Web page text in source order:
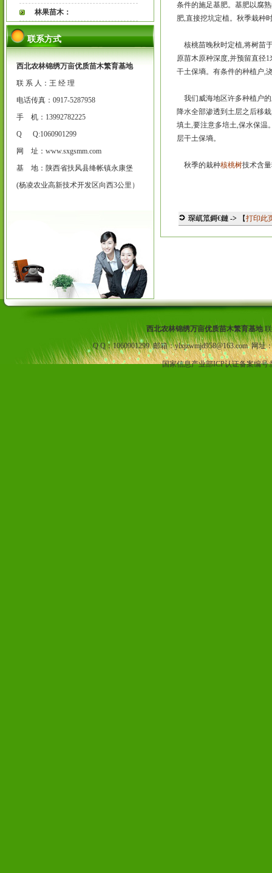
林果苗木：
联系方式
西北农林锦绣万亩优质苗木繁育基地
联 系 人：王 经 理
电话传真：0917-5287958
手 机：13992782225
Q Q:1060901299
网 址： www.sxgsmm.com
基 地：陕西省扶风县绛帐镇永康堡
(杨凌农业高新技术开发区向西3公里）
条件的施足基肥。基肥以腐
肥,直接挖坑定植。秋季栽种
核桃苗晚秋时定植,将树苗
原苗木原种深度,并预留直径
干土保墒。有条件的种植户,
我们威海地区许多种植户的
降水全部渗透到土层之后移
填土,要注意多培土,保水保温
层干土保墒。
秋季的栽种核桃树技术含
琛屼笟鎶€鏈 -> 【打印此
西北农林锦绣万亩优质苗木繁育基地联
Q Q：1060901299 邮箱：ylxjzwmjd958@163.com 网址
国家信息产业部ICP认证备案编号: